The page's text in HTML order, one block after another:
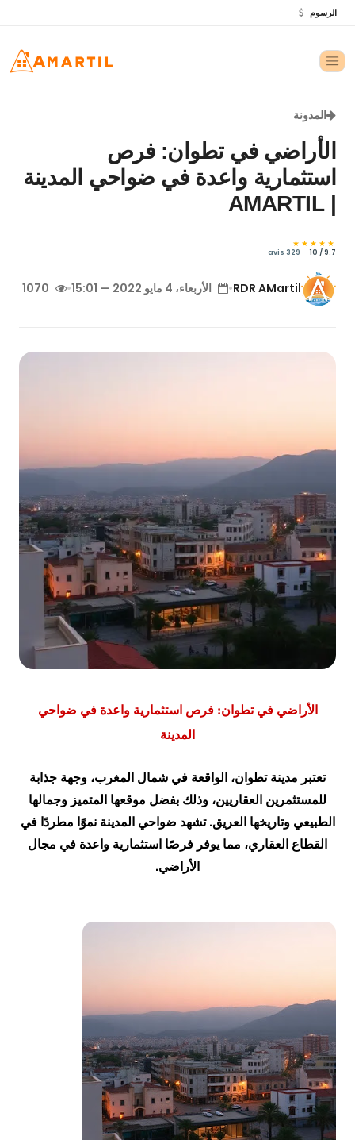
الرسوم
المدونة
الأراضي في تطوان: فرص
استثمارية واعدة في ضواحي المدينة
| AMARTIL
★★★★★
9.7 / 10
—
329 avis
RDR AMartil
• الأربعاء، 4 مايو 2022 — 15:01 •
الأراضي في تطوان: فرص استثمارية واعدة في ضواحي
المدينة
تعتبر مدينة تطوان، الواقعة في شمال المغرب، وجهة جذابة
للمستثمرين العقاريين، وذلك بفضل موقعها المتميز وجمالها
الطبيعي وتاريخها العريق. تشهد ضواحي المدينة نموًا مطردًا في
القطاع العقاري، مما يوفر فرصًا استثمارية واعدة في مجال
الأراضي.